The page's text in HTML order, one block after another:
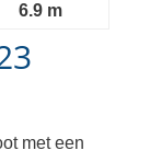
6.9 m
met een